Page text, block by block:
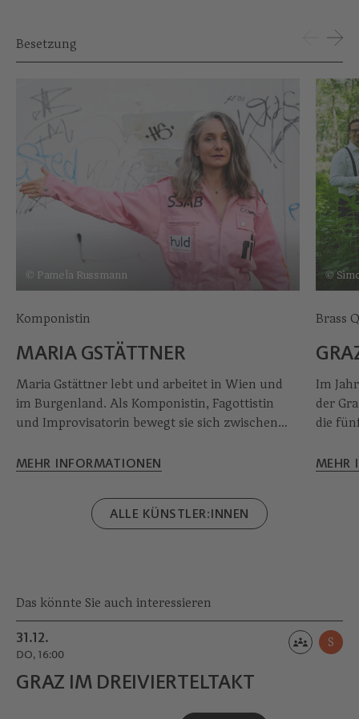
Besetzung
© Pamela Russmann
Komponistin
MARIA GSTÄTTNER
Maria Gstättner lebt und arbeitet in Wien und
im Burgenland. Als Komponistin, Fagottistin
und Improvisatorin bewegt sie sich zwischen
künstlerischer Forschung. Ihre Werke werden
bei internationalen Festivals aufgeführt. Im
Spannungsfeld von Komposition und
Ausdruckskraft.
MEHR INFORMATIONEN
©
Brass
Im
der
die
MEHR
ALLE KÜNSTLER:INNEN
Das könnte Sie auch interessieren
31.12.
DO, 16:00
S
GRAZ IM DREIVIERTEL­TAKT